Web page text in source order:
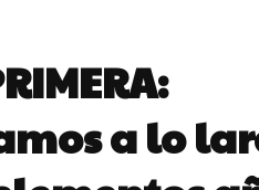
a lo